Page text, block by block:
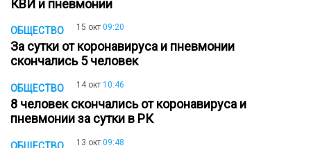
КВИ и пневмонии
ОБЩЕСТВО 15 окт 09:20
За сутки от коронавируса и пневмонии
скончались 5 человек
ОБЩЕСТВО 14 окт 10:46
8 человек скончались от коронавируса и
пневмонии за сутки в РК
ОБЩЕСТВО 13 окт 09:48